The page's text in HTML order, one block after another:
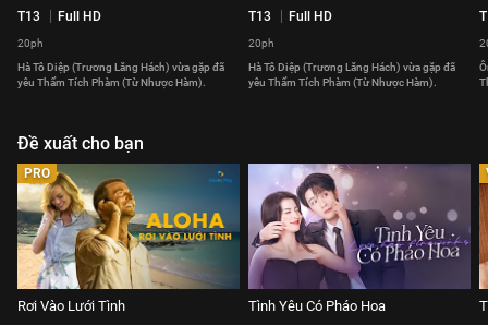
T13 Full HD
20ph
Hà Tô Diệp (Trương Lăng Hách) vừa gặp đã
yêu Thẩm Tích Phàm (Từ Nhược Hàm).
T13 Full HD
20ph
Hà Tô Diệp (Trương Lăng Hách) vừa gặp đã
yêu Thẩm Tích Phàm (Từ Nhược Hàm).
Đề xuất cho bạn
PRO
Rơi Vào Lưới Tình Tình Yêu Có Pháo Hoa